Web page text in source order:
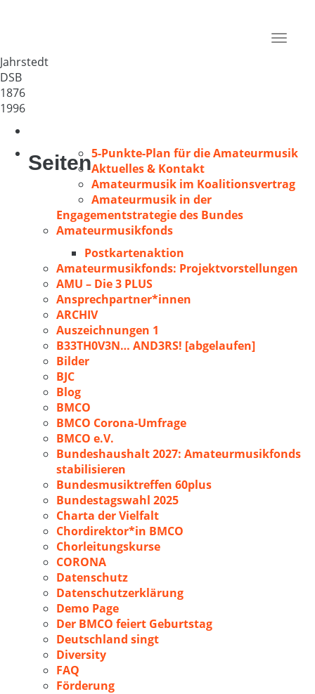
Toggle
Jahrstedt
DSB
1876
1996
Seiten5-Punkte-Plan für die Amateurmusik
Aktuelles & Kontakt
Amateurmusik im Koalitionsvertrag
Amateurmusik in der
Engagementstrategie des Bundes
Amateurmusikfonds
Postkartenaktion
Amateurmusikfonds: Projektvorstellungen
AMU – Die 3 PLUS
Ansprechpartner*innen
ARCHIV
Auszeichnungen 1
B33TH0V3N… AND3RS! [abgelaufen]
Bilder
BJC
Blog
BMCO
BMCO Corona-Umfrage
BMCO e.V.
Bundeshaushalt 2027: Amateurmusikfonds
stabilisieren
Bundesmusiktreffen 60plus
Bundestagswahl 2025
Charta der Vielfalt
Chordirektor*in BMCO
Chorleitungskurse
CORONA
Datenschutz
Datenschutzerklärung
Demo Page
Der BMCO feiert Geburtstag
Deutschland singt
Diversity
FAQ
Förderung